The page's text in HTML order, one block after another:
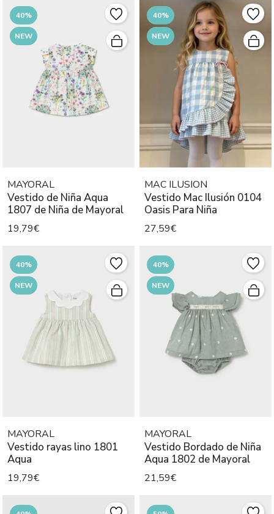
40%
NEW
MAYORAL
Vestido de Niña Aqua
1807 de Niña de Mayoral
19,79€
40%
NEW
MAC ILUSION
Vestido Mac Ilusión 0104
Oasis Para Niña
27,59€
40%
NEW
MAYORAL
Vestido rayas lino 1801
Aqua
19,79€
40%
NEW
MAYORAL
Vestido Bordado de Niña
Aqua 1802 de Mayoral
21,59€